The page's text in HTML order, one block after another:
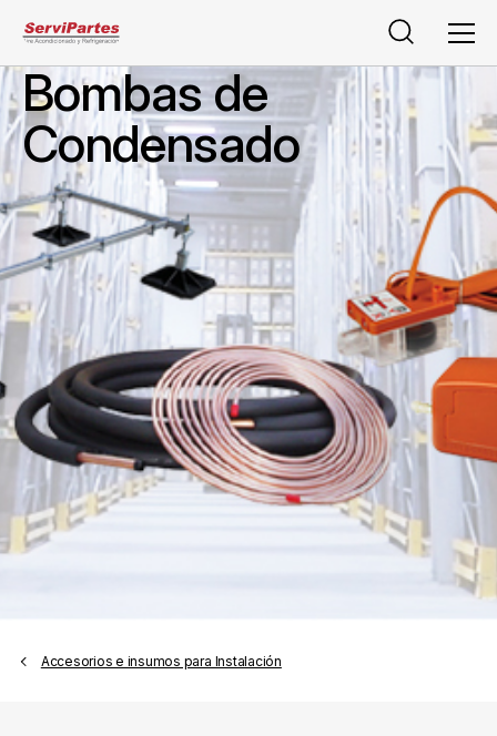
Buscar
Bombas de
Condensado
Accesorios e insumos para Instalación